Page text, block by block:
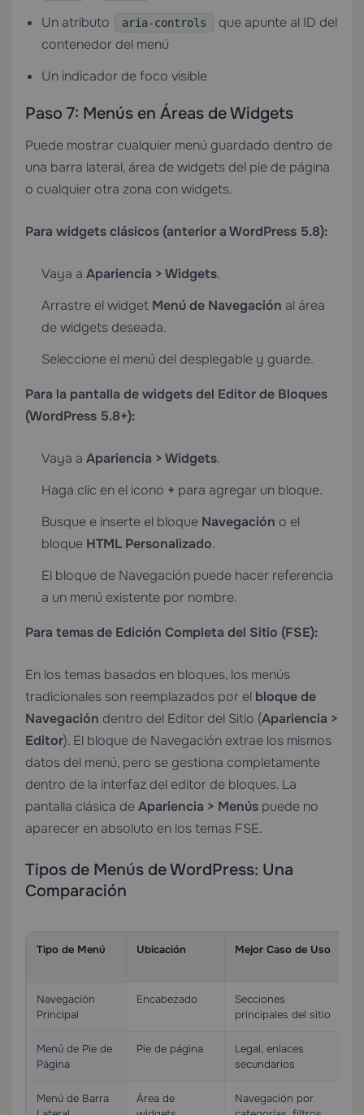
Un atributo
aria-controls
que apunte al ID del
contenedor del menú
Un indicador de foco visible
Paso 7: Menús en Áreas de Widgets
Puede mostrar cualquier menú guardado dentro de
una barra lateral, área de widgets del pie de página
o cualquier otra zona con widgets.
Para widgets clásicos (anterior a WordPress 5.8):
Vaya a Apariencia > Widgets.
Arrastre el widget Menú de Navegación al área
de widgets deseada.
Seleccione el menú del desplegable y guarde.
Para la pantalla de widgets del Editor de Bloques
(WordPress 5.8+):
Vaya a Apariencia > Widgets.
Haga clic en el icono + para agregar un bloque.
Busque e inserte el bloque Navegación o el
bloque HTML Personalizado.
El bloque de Navegación puede hacer referencia
a un menú existente por nombre.
Para temas de Edición Completa del Sitio (FSE):
En los temas basados en bloques, los menús
tradicionales son reemplazados por el bloque de
Navegación dentro del Editor del Sitio (Apariencia >
Editor). El bloque de Navegación extrae los mismos
datos del menú, pero se gestiona completamente
dentro de la interfaz del editor de bloques. La
pantalla clásica deApariencia > Menús puede no
aparecer en absoluto en los temas FSE.
Tipos de Menús de WordPress: Una
Comparación
Tipo de Menú Ubicación Mejor Caso de Uso
Navegación
Principal
Encabezado
Secciones
principales del sitio
Menú de Pie de
Página
Pie de página
Legal, enlaces
secundarios
Menú de Barra
Área de
Navegación por